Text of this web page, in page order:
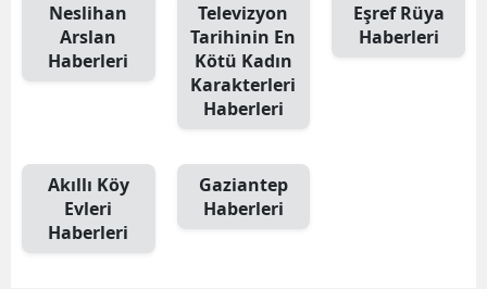
Neslihan
Arslan
Haberleri
Televizyon
Tarihinin En
Kötü Kadın
Karakterleri
Haberleri
Eşref Rüya
Haberleri
Akıllı Köy
Evleri
Haberleri
Gaziantep
Haberleri